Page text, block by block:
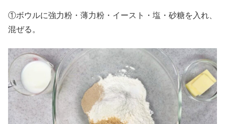
①ボウルに強力粉・薄力粉・イースト・塩・砂糖を入れ、
混ぜる。